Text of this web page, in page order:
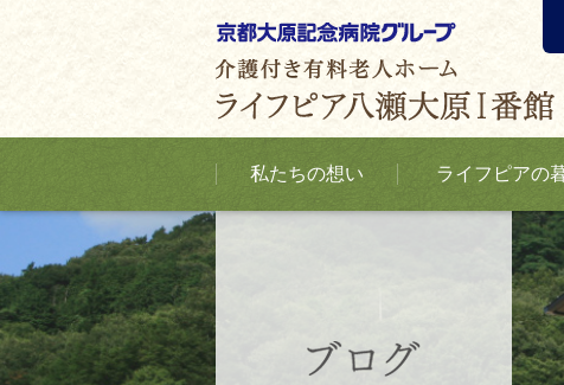
私たちの想い ライフピアの